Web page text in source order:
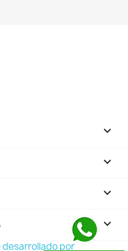



keyboard_arrow_down
por